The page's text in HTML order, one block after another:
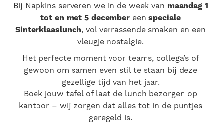
Bij Napkins serveren we in de week van maandag 1
tot en met 5 december een speciale
Sinterklaaslunch, vol verrassende smaken en een
vleugje nostalgie.
Het perfecte moment voor teams, collega’s of
gewoon om samen even stil te staan bij deze
gezellige tijd van het jaar.
Boek jouw tafel of laat de lunch bezorgen op
kantoor – wij zorgen dat alles tot in de puntjes
geregeld is.